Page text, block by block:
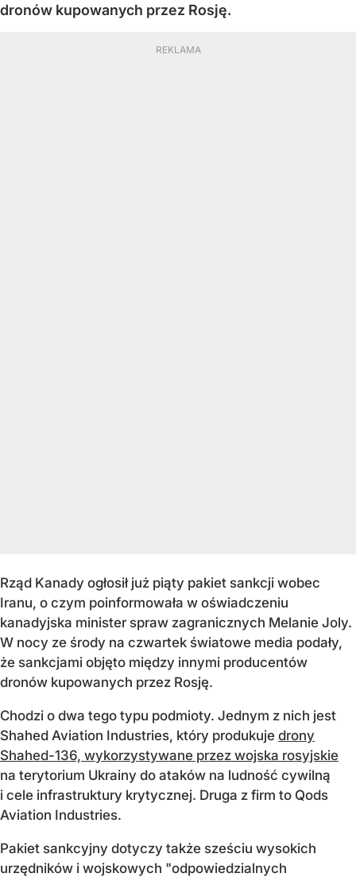
dronów kupowanych przez Rosję.
Rząd Kanady ogłosił już piąty pakiet sankcji wobec
Iranu, o czym poinformowała w oświadczeniu
kanadyjska minister spraw zagranicznych Melanie Joly.
W nocy ze środy na czwartek światowe media podały,
że sankcjami objęto między innymi producentów
dronów kupowanych przez Rosję.
Chodzi o dwa tego typu podmioty. Jednym z nich jest
Shahed Aviation Industries, który produkuje drony
Shahed-136, wykorzystywane przez wojska rosyjskie
na terytorium Ukrainy do ataków na ludność cywilną
i cele infrastruktury krytycznej. Druga z firm to Qods
Aviation Industries.
Pakiet sankcyjny dotyczy także sześciu wysokich
urzędników i wojskowych "odpowiedzialnych